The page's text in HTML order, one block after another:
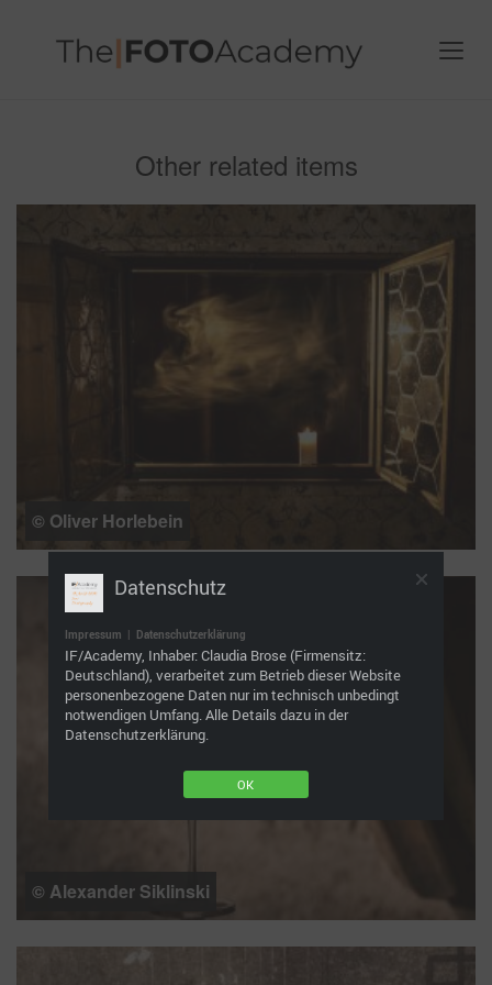
Other related items
© Oliver Horlebein
© Alexander Siklinski
Datenschutz
Impressum | Datenschutzerklärung
IF/Academy, Inhaber: Claudia Brose (Firmensitz:
Deutschland), verarbeitet zum Betrieb dieser Website
personenbezogene Daten nur im technisch unbedingt
notwendigen Umfang. Alle Details dazu in der
Datenschutzerklärung.
OK